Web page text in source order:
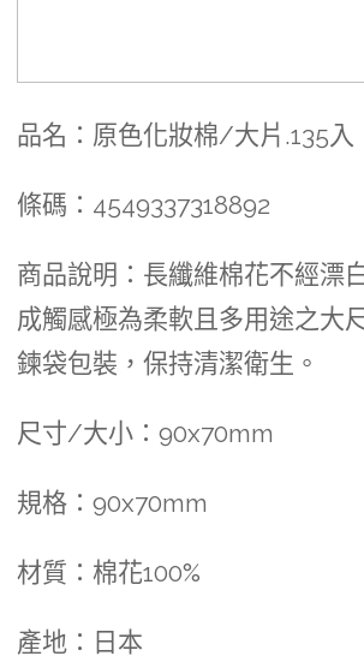
品名：原色化妝棉/大片.135入
條碼：4549337318892
商品說明：長纖維棉花不經漂
成觸感極為柔軟且多用途之大
鍊袋包裝，保持清潔衛生。
尺寸/大小：90x70mm
規格：90x70mm
材質：棉花100%
產地：日本